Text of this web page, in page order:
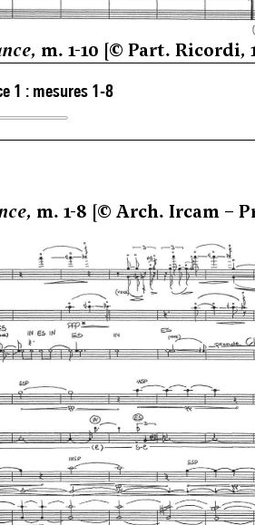
, m. 1-10 [© Part. Ricordi,
, m. 1-8 [© Arch. Ircam –